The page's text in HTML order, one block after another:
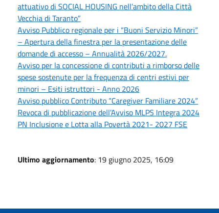
attuativo di SOCIAL HOUSING nell’ambito della Città
Vecchia di Taranto”
Avviso Pubblico regionale per i “Buoni Servizio Minori”
– Apertura della finestra per la presentazione delle
domande di accesso – Annualità 2026/2027.
Avviso per la concessione di contributi a rimborso delle
spese sostenute per la frequenza di centri estivi per
minori – Esiti istruttori - Anno 2026
Avviso pubblico Contributo “Caregiver Familiare 2024”
Revoca di pubblicazione dell’Avviso MLPS Integra 2024
PN Inclusione e Lotta alla Povertà 2021- 2027 FSE
Ultimo aggiornamento: 19 giugno 2025, 16:09